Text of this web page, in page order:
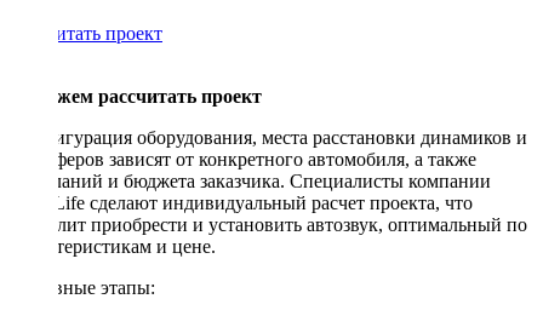
Рассчитать проект
Поможем рассчитать проект
Конфигурация оборудования, места расстановки динамиков и
сабвуферов зависят от конкретного автомобиля, а также
пожеланий и бюджета заказчика. Специалисты компании
DriveLife сделают индивидуальный расчет проекта, что
позволит приобрести и установить автозвук, оптимальный по
характеристикам и цене.
Основные этапы: